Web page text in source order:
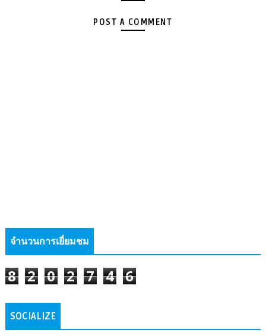
POST A COMMENT
จำนวนการเยี่ยมชม
8 2 0 2 7 4 6
SOCIALIZE